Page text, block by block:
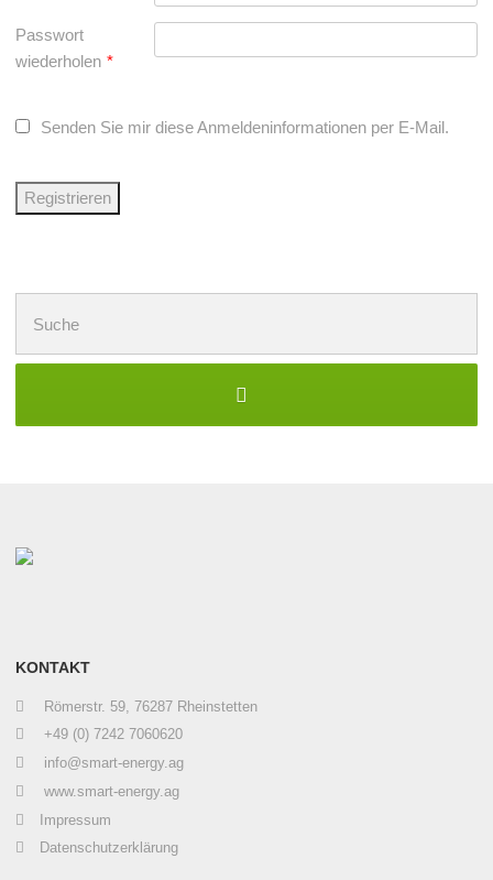
Passwort
wiederholen *
Senden Sie mir diese Anmeldeninformationen per E-Mail.
nach:
KONTAKT
Römerstr. 59, 76287 Rheinstetten
+49 (0) 7242 7060620
info@smart-energy.ag
www.smart-energy.ag
Impressum
Datenschutzerklärung